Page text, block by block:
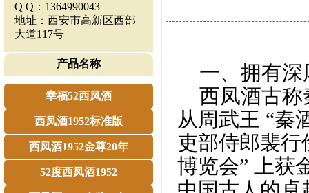
Q Q：1364990043
地址：西安市高新区西部
大道117号
产品名称
幸福52西凤酒
西凤酒1952标准版
西凤酒1952金尊20年
52度西凤酒1952
一、拥有深
西凤酒古称
从周武王 “秦
吏部侍郎裴行
博览会” 上获